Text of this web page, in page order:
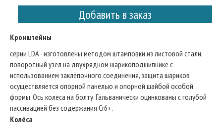
Добавить в заказ
Кронштейны
серии LDA - изготовлены методом штамповки из листовой стали,
поворотный узел на двухрядном шарикоподшипнике с
использованием заклёпочного соединения, защита шариков
осуществляется опорной панелью и опорной шайбой особой
формы. Ось колеса на болту. Гальванически оцинкованы с голубой
пассивацией без содержания Cr6+.
Колёса